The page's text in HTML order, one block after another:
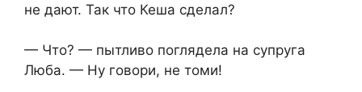
не дают. Так что Кеша сделал?
— Что? — пытливо поглядела на супруга
Люба. — Ну говори, не томи!